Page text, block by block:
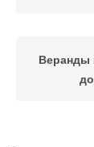
Веранды